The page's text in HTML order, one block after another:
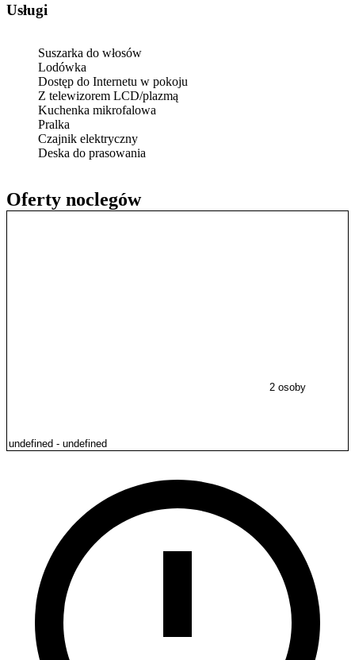
Oferty noclegów
2 osoby
Usługi
Suszarka do włosów
Lodówka
Dostęp do Internetu w pokoju
Z telewizorem LCD/plazmą
Kuchenka mikrofalowa
Pralka
Czajnik elektryczny
Deska do prasowania